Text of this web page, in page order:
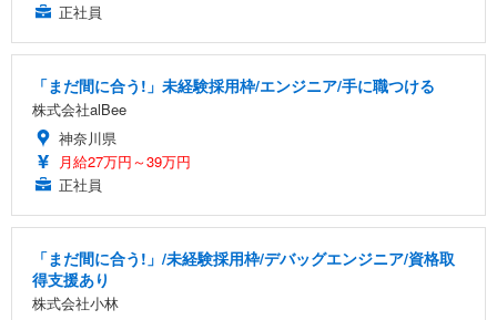
正社員
「まだ間に合う!」未経験採用枠/エンジニア/手に職つける
株式会社alBee
神奈川県
月給27万円～39万円
正社員
「まだ間に合う!」/未経験採用枠/デバッグエンジニア/資格取
得支援あり
株式会社小林